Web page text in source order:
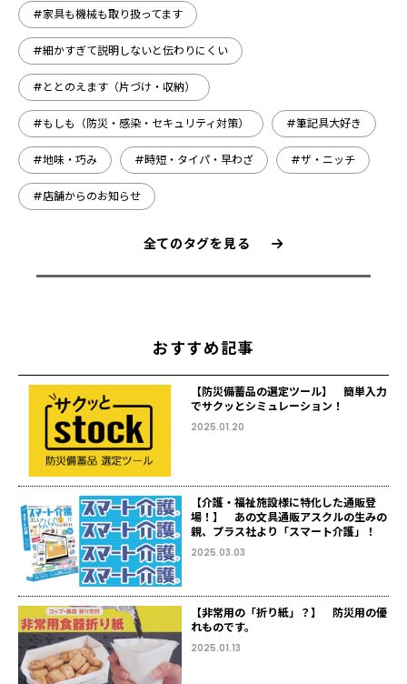
#家具も機械も取り扱ってます
#細かすぎて説明しないと伝わりにくい
#ととのえます（片づけ・収納）
#もしも（防災・感染・セキュリティ対策） #筆記具大好き
#地味・巧み #時短・タイパ・早わざ #ザ・ニッチ
#店舗からのお知らせ
全てのタグを見る
おすすめ記事
【防災備蓄品の選定ツール】 簡単入力
でサクッとシミュレーション！
2025.01.20
【介護・福祉施設様に特化した通販登
場！】 あの文具通販アスクルの生みの
親、プラス社より「スマート介護」！
2025.03.03
【非常用の「折り紙」？】 防災用の優
れものです。
2025.01.13